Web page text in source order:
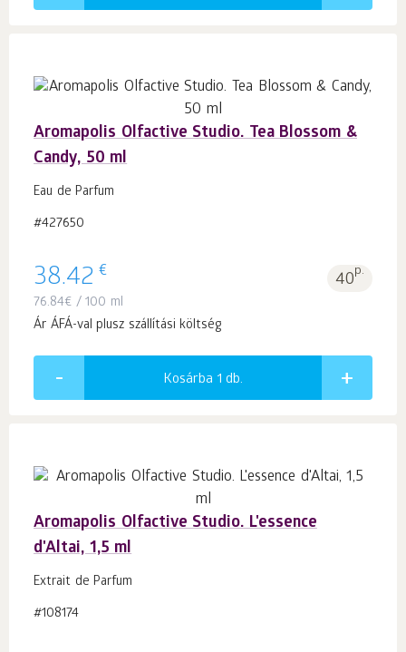
Aromapolis Olfactive Studio. Tea Blossom &
Candy, 50 ml
Eau de Parfum
#427650
38.42 € 40p.
76.84€ / 100 ml
Ár ÁFÁ-val plusz szállítási költség
Kosárba 1 db.
Aromapolis Olfactive Studio. L'essence
d'Altai, 1,5 ml
Extrait de Parfum
#108174